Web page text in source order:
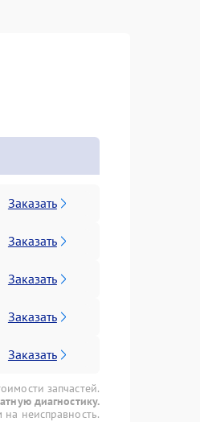
Заказать
Заказать
Заказать
Заказать
Заказать
запчастей.
диагностику.
неисправность.